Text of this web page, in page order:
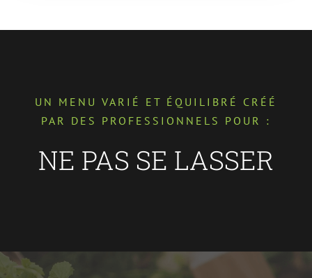
UN MENU VARIÉ ET ÉQUILIBRÉ CRÉÉ
PAR DES PROFESSIONNELS POUR :
NE PAS SE LASSER